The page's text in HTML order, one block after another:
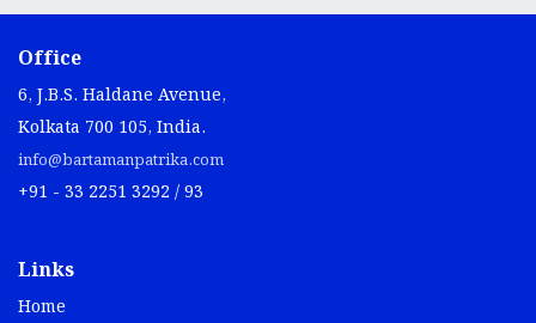
Office
6, J.B.S. Haldane Avenue,
Kolkata 700 105, India.
info@bartamanpatrika.com
+91 - 33 2251 3292 / 93
Links
Home